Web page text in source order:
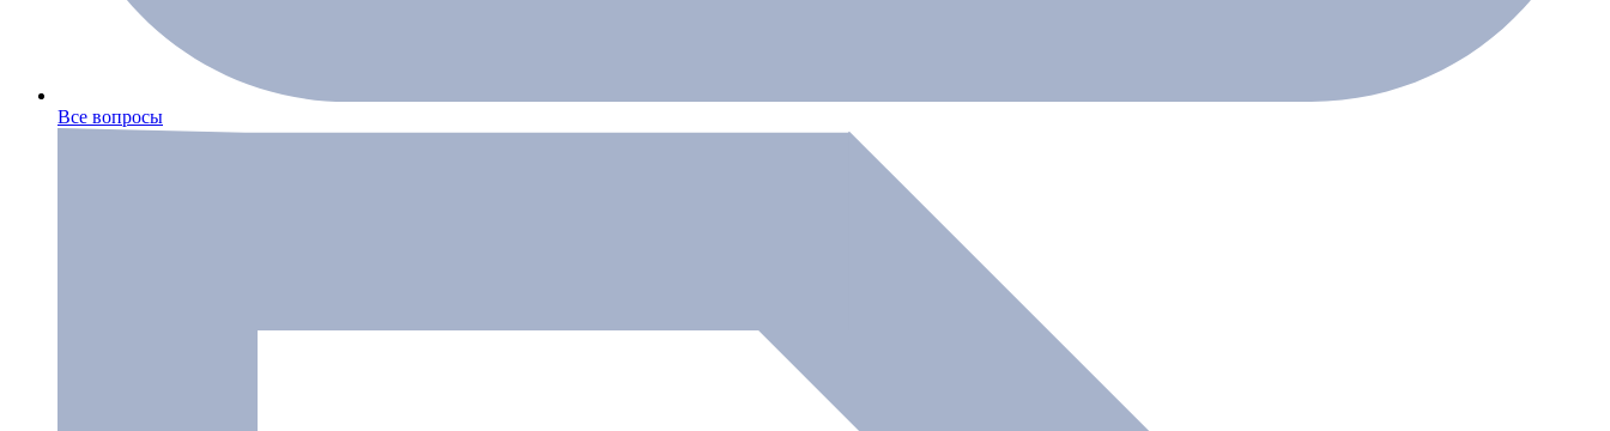
Все вопросы